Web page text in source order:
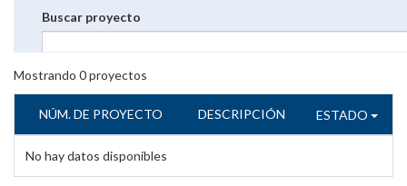
Buscar proyecto
Mostrando 0proyectos
NÚM. DE PROYECTO DESCRIPCIÓN ESTADO
No hay datos disponibles